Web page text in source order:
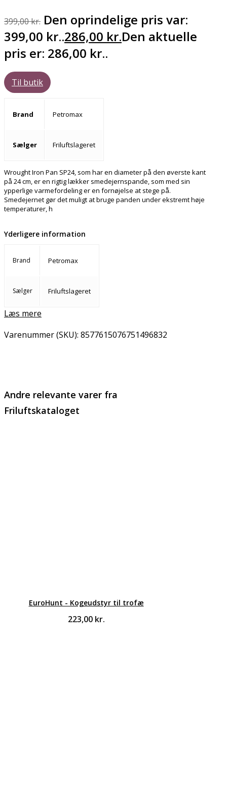
399,00kr. Den oprindelige pris var:
399,00 kr..286,00 kr.Den aktuelle
pris er: 286,00 kr..
Til butik
Brand Petromax
Sælger Friluftslageret
Wrought Iron Pan SP24, som har en diameter på den øverste kant
på 24 cm, er en rigtig lækker smedejernspande, som med sin
ypperlige varmefordeling er en fornøjelse at stege på.
Smedejernet gør det muligt at bruge panden under ekstremt høje
temperaturer, h
Yderligere information
Brand Petromax
Sælger Friluftslageret
Læs mere
Varenummer (SKU): 8577615076751496832
Andre relevante varer fra
Friluftskataloget
EuroHunt - Kogeudstyr til trofæ
223,00 kr.